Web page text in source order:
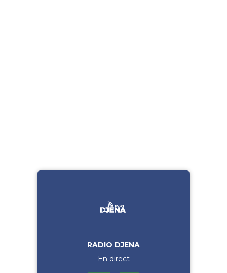
RADIO DJENA
En direct